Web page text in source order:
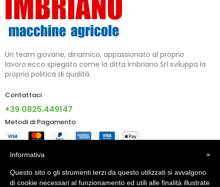
Un team giovane, dinamico, appassionato al proprio
lavoro:ecco spiegato come la ditta Imbriano Srl sviluppa la
propria politica di qualità.
Contattaci
+39 0825.449147
Metodi di Pagamento
Informazioni
Account
×
Informativa
Questo sito o gli strumenti terzi da questo utilizzati si avvalgono
di cookie necessari al funzionamento ed utili alle finalità illustrate